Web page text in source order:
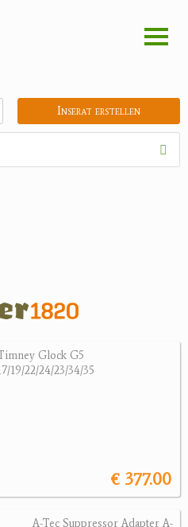
Inserat erstellen
Glock G5
19/22/24/23/34/35
€ 377.00
A-Tec Suppressor Adapter A-